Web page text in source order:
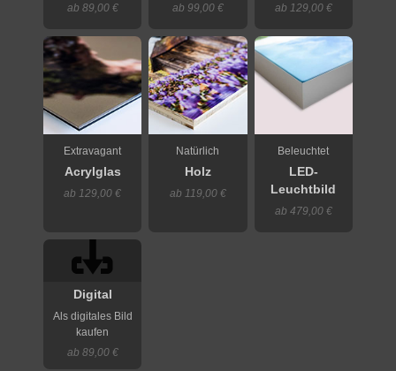
ab 89,00 € ab 99,00 € ab 129,00 €
Extravagant
Acrylglas
ab 129,00 €
Natürlich
Holz
ab 119,00 €
Beleuchtet
LED-
Leuchtbild
ab 479,00 €
Digital
Als digitales Bild
kaufen
ab 89,00 €